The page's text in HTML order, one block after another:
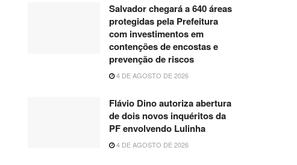
Salvador chegará a 640 áreas
protegidas pela Prefeitura
com investimentos em
contenções de encostas e
prevenção de riscos
4 DE AGOSTO DE 2026
Flávio Dino autoriza abertura
de dois novos inquéritos da
PF envolvendo Lulinha
4 DE AGOSTO DE 2026